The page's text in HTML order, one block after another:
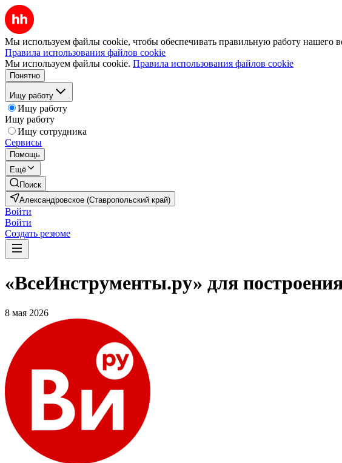
Мы используем файлы cookie, чтобы обеспечивать правильную работу нашего
Правила использования файлов cookie
Мы используем файлы cookie. Правила использования файлов cookie
Понятно
Ищу работу
Ищу работу
Ищу работу
Ищу сотрудника
Сервисы
Помощь
Ещё
Поиск
Александровское (Ставропольский край)
Войти
Войти
Создать резюме
«ВсеИнструменты.ру» для
8 мая 2026